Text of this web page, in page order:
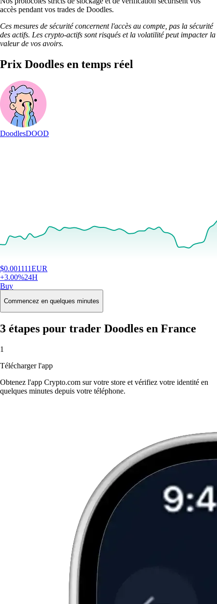
accès pendant vos trades de Doodles.
Ces mesures de sécurité concernent l'accès au compte, pas la sécurité
des actifs. Les crypto-actifs sont risqués et la volatilité peut impacter la
valeur de vos avoirs.
Prix Doodles en temps réel
DoodlesDOOD
$0.001111EUR
+3.00%24H
Buy
Commencez en quelques minutes
3 étapes pour trader Doodles en France
1
Télécharger l'app
Obtenez l'app Crypto.com sur votre store et vérifiez votre identité en
quelques minutes depuis votre téléphone.